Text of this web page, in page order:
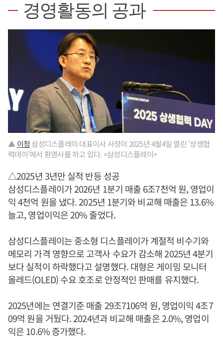
경영활동의 공과
▲ 이청 삼성디스플레이 대표이사 사장이 2025년 4월4일 열린 '상생협
력데이'에서 환영사를 하고 있다. <삼성디스플레이>
△2025년 3년만 실적 반등 성공
삼성디스플레이가 2026년 1분기 매출 6조7천억 원, 영업이
익 4천억 원을 냈다. 2025년 1분기와 비교해 매출은 13.6%
늘고, 영업이익은 20% 줄었다.
삼성디스플레이는 중소형 디스플레이가 계절적 비수기와
메모리 가격 영향으로 고객사 수요가 감소해 2025년 4분기
보다 실적이 하락했다고 설명했다. 대형은 게이밍 모니터
올레드(OLED) 수요 호조로 안정적인 판매를 유지했다.
2025년에는 연결기준 매출 29조7106억 원, 영업이익 4조7
09억 원을 거뒀다. 2024년과 비교해 매출은 2.0%, 영업이
익은 10.6% 증가했다.